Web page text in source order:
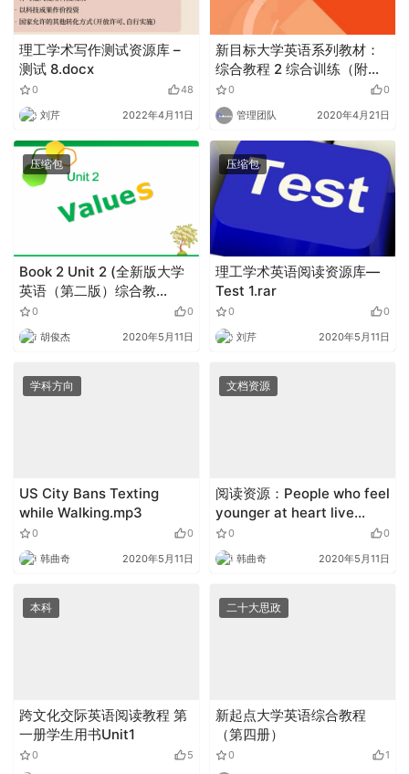
理工学术写作测试资源库 –
测试 8.docx
0 48
刘芹 2022年4月11日
新目标大学英语系列教材：
综合教程 2 综合训练（附
mp3下载）》试读
0 0
管理团队 2020年4月21日
压缩包
Book 2 Unit 2 (全新版大学
英语（第二版）综合教
程).zip
0 0
胡俊杰 2020年5月11日
压缩包
理工学术英语阅读资源库—
Test 1.rar
0 0
刘芹 2020年5月11日
学科方向
US City Bans Texting
while Walking.mp3
0 0
韩曲奇 2020年5月11日
文档资源
阅读资源：People who feel
younger at heart live
longer
0 0
韩曲奇 2020年5月11日
本科
跨文化交际英语阅读教程 第
一册学生用书Unit1
0 5
二十大思政
新起点大学英语综合教程
（第四册）
0 1